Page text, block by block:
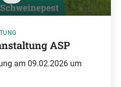
ASP
am 09.02.2026 um